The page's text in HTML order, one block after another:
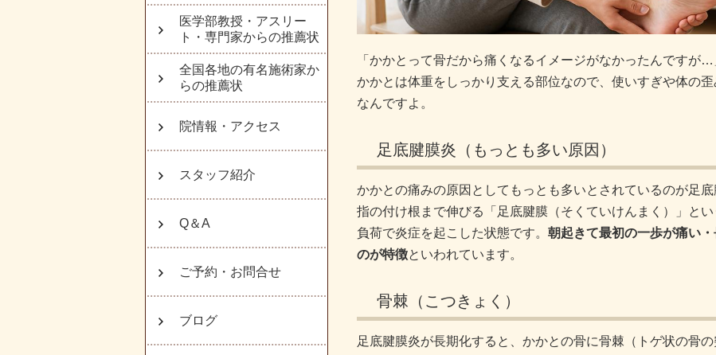
医学部教授・アスリー
ト・専門家からの推薦状
全国各地の有名施術家か
らの推薦状
院情報・アクセス
スタッフ紹介
Q＆A
ご予約・お問合せ
ブログ
「かかとって骨だから痛くなるイメージがなかったんですが
かかとは体重をしっかり支える部位なので、使いすぎや体の
なんですよ。
足底腱膜炎（もっとも多い原因）
かかとの痛みの原因としてもっとも多いとされているのが足
指の付け根まで伸びる「足底腱膜（そくていけんまく）」と
負荷で炎症を起こした状態です。 朝起きて最初の一歩が痛い
のが特徴といわれています。
骨棘（こつきょく）
足底腱膜炎が長期化すると、かかとの骨に骨棘（トゲ状の骨